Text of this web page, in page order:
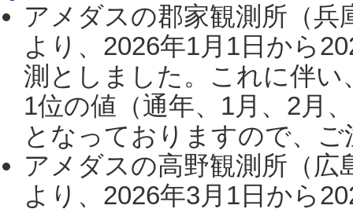
アメダスの郡家観測所（
より、2026年1月1日から
測としました。これに伴い
1位の値（通年、1月、2月
となっておりますので、
アメダスの高野観測所（
より、2026年3月1日から